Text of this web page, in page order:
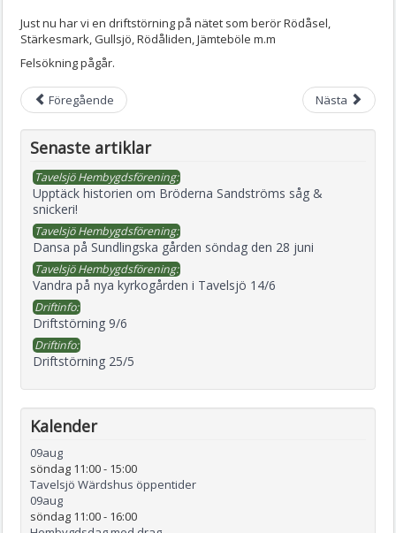
Just nu har vi en driftstörning på nätet som berör Rödåsel,
Stärkesmark, Gullsjö, Rödåliden, Jämteböle m.m
Felsökning pågår.
Föregående Nästa
Senaste artiklar
Tavelsjö Hembygdsförening:
Upptäck historien om Bröderna Sandströms såg &
snickeri!
Tavelsjö Hembygdsförening:
Dansa på Sundlingska gården söndag den 28 juni
Tavelsjö Hembygdsförening:
Vandra på nya kyrkogården i Tavelsjö 14/6
Driftinfo:
Driftstörning 9/6
Driftinfo:
Driftstörning 25/5
Kalender
09aug
söndag 11:00- 15:00
Tavelsjö Wärdshus öppentider
09aug
söndag 11:00- 16:00